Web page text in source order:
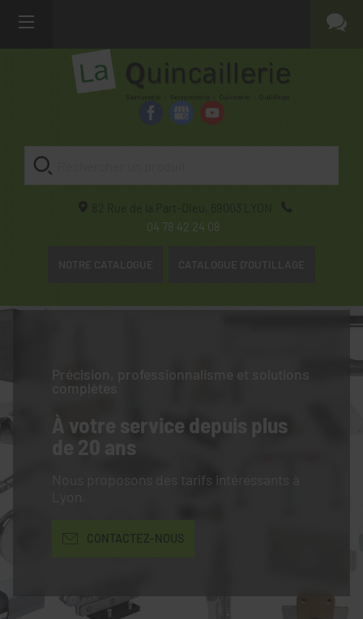
82 Rue de la Part-Dieu, 69003
LYON
04 78 42 24 08
NOTRE CATALOGUE CATALOGUE D'OUTILLAGE
Précision, professionnalisme et solutions
complètes
À votre service depuis plus
de 20 ans
Nous proposons des tarifs intéressants à
CONTACTEZ-NOUS